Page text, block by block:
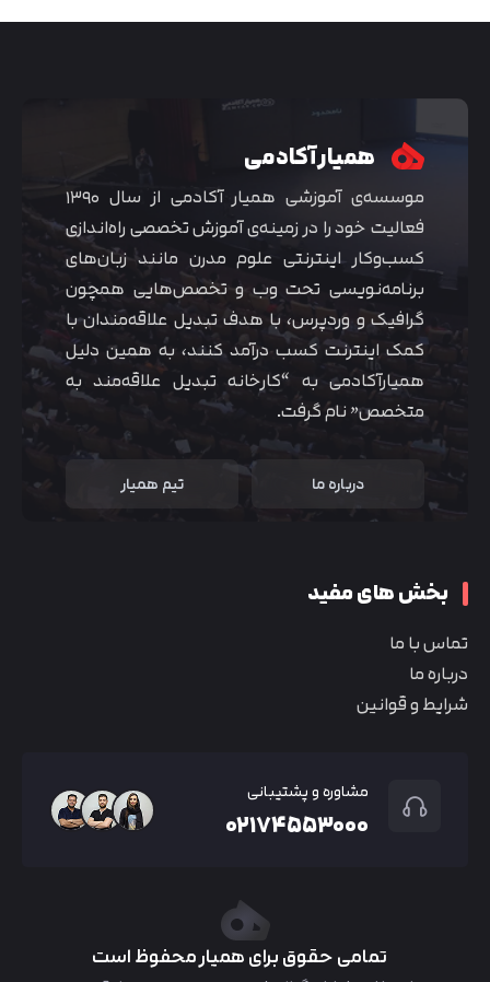
همیار آکادمی
موسسه‌ی آموزشی همیار آکادمی از سال ۱۳۹۰
فعالیت خود را در زمینه‌ی آموزش تخصصی راه‌اندازی
کسب‌و‌کار اینترنتی علوم مدرن مانند زبان‌های
برنامه‌نویسی تحت وب و تخصص‌هایی همچون
گرافیک و وردپرس، با هدف تبدیل علاقه‌مندان با
کمک اینترنت کسب درآمد کنند، به همین دلیل
همیارآکادمی به “کارخانه تبدیل علاقه‌مند به
متخصص” نام گرفت.
درباره ما تیم همیار
بخش های مفید
تماس با ما
درباره ما
شرایط و قوانین
مشاوره و پشتیبانی
۰۲۱۷۴۵۵۳۰۰۰
تمامی حقوق برای همیار محفوظ است
متوجه شدم